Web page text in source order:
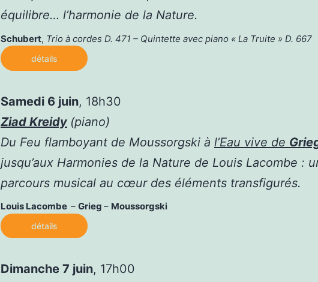
équilibre… l’harmonie de la Nature.
Schubert, Trio à cordes D. 471 – Quintette avec piano « La Truite » D. 667
détails
Samedi 6 juin, 18h30
Ziad Kreidy (piano)
Du Feu flamboyant de Moussorgski à l’Eau vive de
jusqu’aux Harmonies de la Nature de Louis Lacombe :
parcours musical au cœur des éléments transfigurés.
Louis Lacombe – Grieg – Moussorgski
détails
Dimanche 7 juin, 17h00